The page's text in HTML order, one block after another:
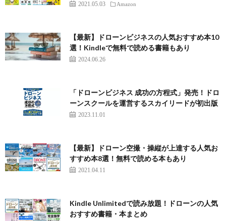
2021.05.03 Amazon
【最新】ドローンビジネスの人気おすすめ本10
選！Kindleで無料で読める書籍もあり
2024.06.26
「ドローンビジネス 成功の方程式」発売！ドロ
ーンスクールを運営するスカイリードが初出版
2023.11.01
【最新】ドローン空撮・操縦が上達する人気お
すすめ本8選！無料で読める本もあり
2021.04.11
Kindle Unlimitedで読み放題！ドローンの人気
おすすめ書籍・本まとめ